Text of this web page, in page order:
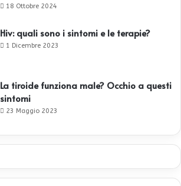
18 Ottobre 2024
Hiv: quali sono i sintomi e le terapie?
1 Dicembre 2023
La tiroide funziona male? Occhio a questi
sintomi
23 Maggio 2023